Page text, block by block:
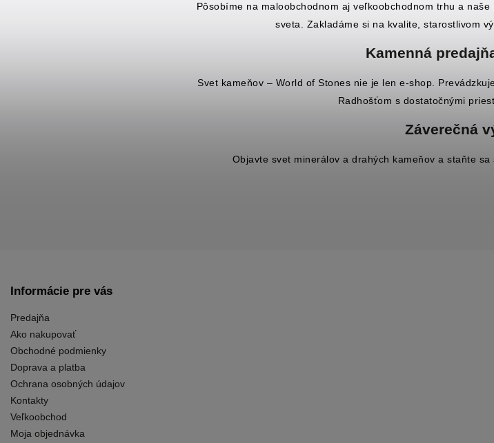
Pôsobíme na maloobchodnom aj veľkoobchodnom trhu a
sveta. Zakladáme si na kvalite, starostlivom
Kamenná
Svet kameňov – World of Stones nie je len e-shop.
Radhošťom s dostatočnými
Záverečná
Objavte svet minerálov a drahých kameňov a staňte
Informácie pre vás
Predajňa
Ako nakupovať
Obchodné podmienky
Doprava a platba
Ochrana osobných údajov
Kontakty
Veľkoobchod
Moja objednávka